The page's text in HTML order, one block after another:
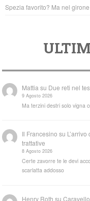
Spezia favorito? Ma nel
Mattia su Due reti nel
9 Agosto 2026
Ma terzini destri solo vigna
Il Francesino su
trattative
8 Agosto 2026
Certe zavorre te le devi
scarlatta addosso
Henry Roth su